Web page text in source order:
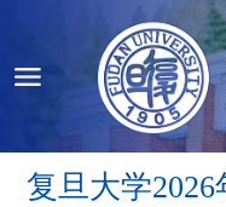
复旦大学